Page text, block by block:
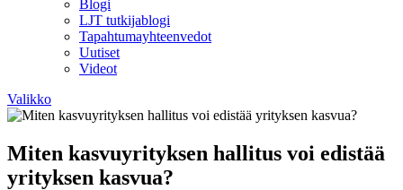
Blogi
LJT tutkijablogi
Tapahtumayhteenvedot
Uutiset
Videot
Valikko
Miten kasvuyrityksen hallitus voi edistää
yrityksen kasvua?